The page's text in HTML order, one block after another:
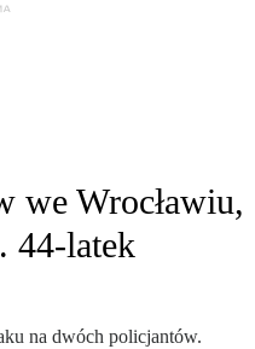
we Wrocławiu,
44-latek
na dwóch policjantów.